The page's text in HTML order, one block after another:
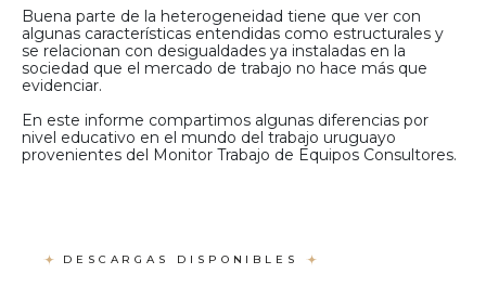
Buena parte de la heterogeneidad tiene que ver con
algunas características entendidas como estructurales y
se relacionan con desigualdades ya instaladas en la
sociedad que el mercado de trabajo no hace más que
evidenciar.
En este informe compartimos algunas diferencias por
nivel educativo en el mundo del trabajo uruguayo
provenientes del Monitor Trabajo de Equipos Consultores.
DESCARGAS DISPONIBLES